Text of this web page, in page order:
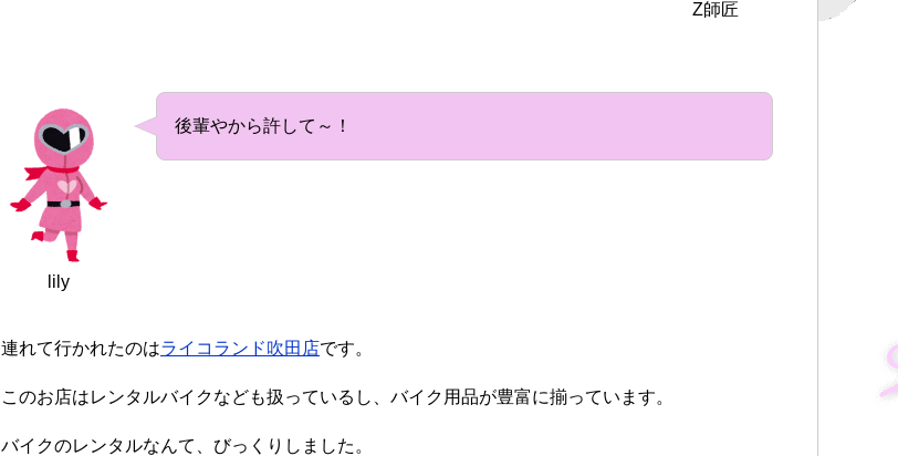
Z師匠
lily
後輩やから許して～！
連れて行かれたのはライコランド吹田店です。
このお店はレンタルバイクなども扱っているし、バイク用品が豊富に揃っています。
バイクのレンタルなんて、びっくりしました。